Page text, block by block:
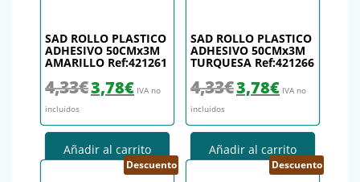
SAD ROLLO PLASTICO
ADHESIVO 50CMx3M
AMARILLO Ref:421261
4,33€ El precio original era: 4,33€.
3,78€El precio actual es: 3,78€.
IVA no
incluidos
Añadir al carrito
SAD ROLLO PLASTICO
ADHESIVO 50CMx3M
TURQUESA Ref:421266
4,33€ El precio original era: 4,33€.
3,78€El precio actual
IVA no
incluidos
Añadir al carrito
Descuento Descuento